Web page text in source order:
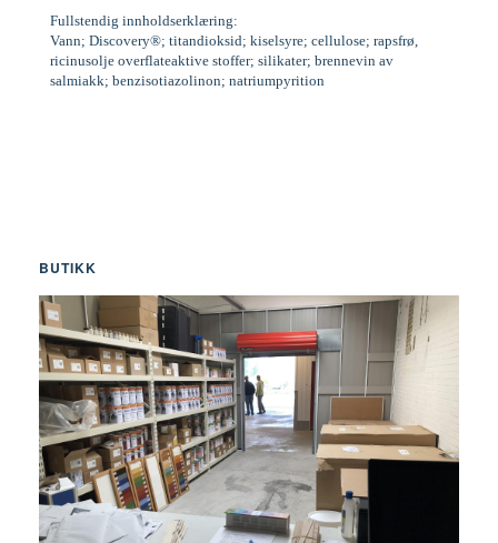
Fullstendig innholdserklæring:
Vann; Discovery®; titandioksid; kiselsyre; cellulose; rapsfrø,
ricinusolje overflateaktive stoffer; silikater; brennevin av
salmiakk; benzisotiazolinon; natriumpyrition
BUTIKK